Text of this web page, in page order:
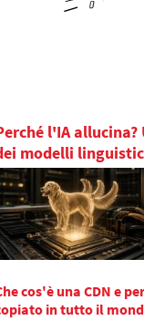
l'IA
modelli
cos'è una CDN e
in tutto il